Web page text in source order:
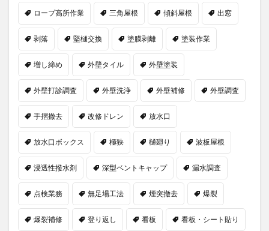
ロープ高所作業 三角屋根 傾斜屋根 出窓
剥落 堅樋交換 塗膜剥離 塗装作業
増し締め 外壁タイル 外壁塗装
外壁打診調査 外壁洗浄 外壁補修 外壁調査
手摺撤去 改修ドレン 放水口
放水口ボックス 極狭 樋廻り 波板屋根
浸透性撥水剤 深型ベントキャップ 漏水調査
点検業務 無足場工法 煙突撤去 爆裂
爆裂補修 登り返し 看板 看板・シート貼り